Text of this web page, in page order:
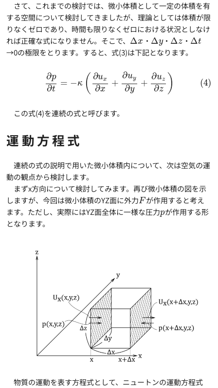
さて、これまでの検討では、微小体積として一定の体積を有
する空間について検討してきましたが、理論としては体積が限
りなくゼロであり、時間も限りなくゼロにおける状況としなけ
れば正確な式になりません。そこで、 Δx ・ Δy・ Δz ・ Δt
→0の極限をとります。すると、式(3)は下記となります。
∂p
∂t
= −κ ( ∂ux
∂x
+
∂uy
∂y
+
∂uz
∂z ) (4)
この式(4)を連続の式と呼びます。
運動方程式
連続の式の説明で用いた微小体積内について、次は空気の運
動の観点から検討します。
まずx方向について検討してみます。再び微小体積の図を示
しますが、今回は微小体積のYZ面に外力F が作用すると考え
ます。ただし、実際にはYZ面全体に一様な圧力pが作用する形
となります。
物質の運動を表す方程式として、ニュートンの運動方程式